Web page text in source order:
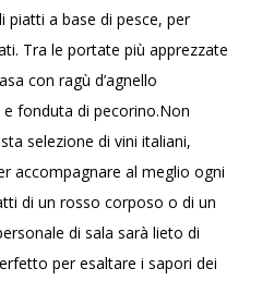
piatti a base di pesce, per
Tra le portate più apprezzate
con ragù d’agnello
fonduta di pecorino.Non
selezione di vini italiani,
accompagnare al meglio ogni
di un rosso corposo o di un
di sala sarà lieto di
per esaltare i sapori dei